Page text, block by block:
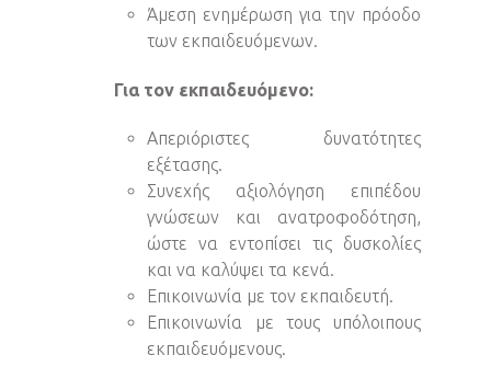
Άμεση ενημέρωση για την πρόοδο
των εκπαιδευόμενων.
Για τον εκπαιδευόμενο:
Απεριόριστες δυνατότητες
εξέτασης.
Συνεχής αξιολόγηση επιπέδου
γνώσεων και ανατροφοδότηση,
ώστε να εντοπίσει τις δυσκολίες
και να καλύψει τα κενά.
Επικοινωνία με τον εκπαιδευτή.
Επικοινωνία με τους υπόλοιπους
εκπαιδευόμενους.